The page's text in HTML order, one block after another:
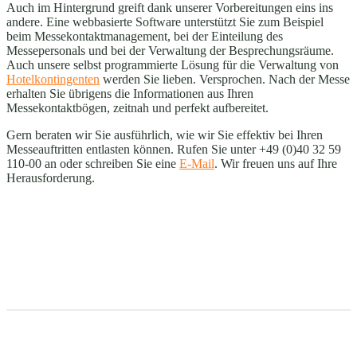
Auch im Hintergrund greift dank unserer Vorbereitungen eins ins
andere. Eine webbasierte Software unterstützt Sie zum Beispiel
beim Messekontaktmanagement, bei der Einteilung des
Messepersonals und bei der Verwaltung der Besprechungsräume.
Auch unsere selbst programmierte Lösung für die Verwaltung von
Hotelkontingenten werden Sie lieben. Versprochen. Nach der Messe
erhalten Sie übrigens die Informationen aus Ihren
Messekontaktbögen, zeitnah und perfekt aufbereitet.
Gern beraten wir Sie ausführlich, wie wir Sie effektiv bei Ihren
Messeauftritten entlasten können. Rufen Sie unter +49 (0)40 32 59
110-00 an oder schreiben Sie eine E-Mail. Wir freuen uns auf Ihre
Herausforderung.